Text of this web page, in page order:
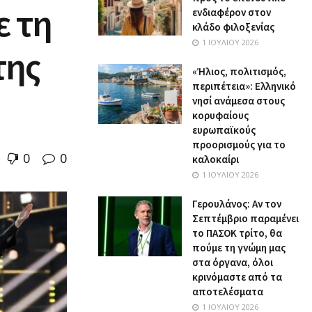
τη
0 0
ενδιαφέρον στον
κλάδο φιλοξενίας
1 ΙΟΥΛΊΟΥ 2026
«Ήλιος, πολιτισμός,
περιπέτεια»: Ελληνικό
νησί ανάμεσα στους
κορυφαίους
ευρωπαϊκούς
προορισμούς για το
καλοκαίρι
1 ΙΟΥΛΊΟΥ 2026
Γερουλάνος: Αν τον
Σεπτέμβριο παραμένει
το ΠΑΣΟΚ τρίτο, θα
πούμε τη γνώμη μας
στα όργανα, όλοι
κρινόμαστε από τα
αποτελέσματα
1 ΙΟΥΛΊΟΥ 2026